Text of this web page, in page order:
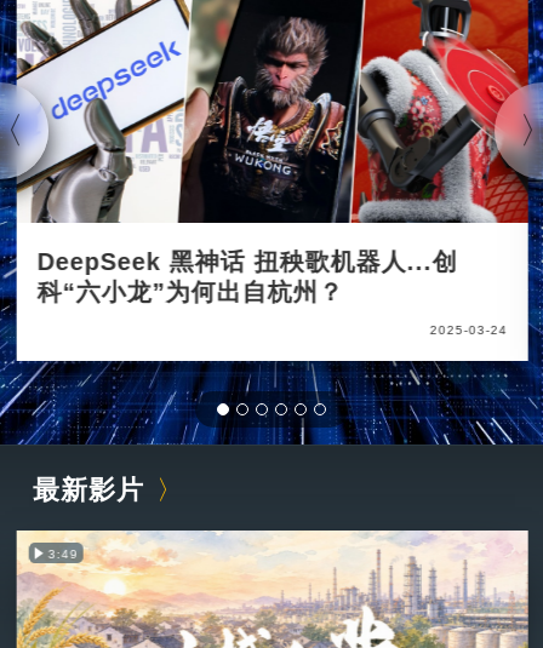
DeepSeek 黑神话 扭秧歌机器人...创
科“六小龙”为何出自杭州？
2025-03-24
最新影片
3:49